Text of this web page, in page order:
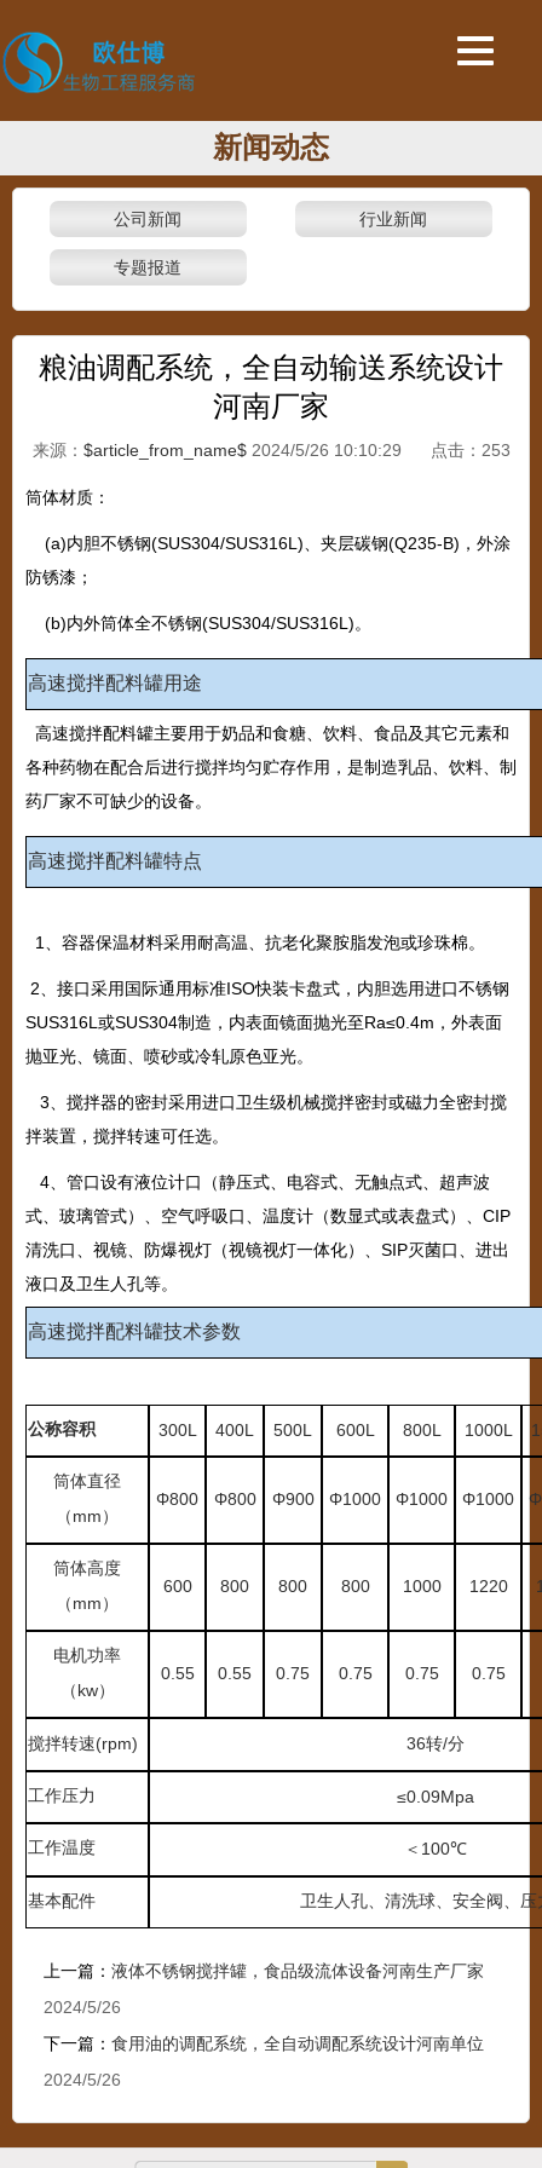
新闻动态
公司新闻 行业新闻
专题报道
粮油调配系统，全自动输送系统设计
河南厂家
来源： $article_from_name$2024/5/26 10:10:29 点击： 253
筒体材质：
(a)内胆不锈钢(SUS304/SUS316L)、夹层碳钢(Q235-B)，外涂
防锈漆；
(b)内外筒体全不锈钢(SUS304/SUS316L)。
高速搅拌配料罐用途
高速搅拌配料罐主要用于奶品和食糖、饮料、食品及其它元素和
各种药物在配合后进行搅拌均匀贮存作用，是制造乳品、饮料、制
药厂家不可缺少的设备。
高速搅拌配料罐特点
1、容器保温材料采用耐高温、抗老化聚胺脂发泡或珍珠棉。
2、接口采用国际通用标准ISO快装卡盘式，内胆选用进口不锈钢
SUS316L或SUS304制造，内表面镜面抛光至Ra≤0.4m ，外表面
抛亚光、镜面、喷砂或冷轧原色亚光。
3、搅拌器的密封采用进口卫生级机械搅拌密封或磁力全密封搅
拌装置，搅拌转速可任选。
4、管口设有液位计口（静压式、电容式、无触点式、超声波
式、玻璃管式）、空气呼吸口、温度计（数显式或表盘式）、CIP
清洗口、视镜、防爆视灯（视镜视灯一体化）、SIP灭菌口、进出
液口及卫生人孔等。
高速搅拌配料罐技术参数
公称容积 300L 400L 500L 600L 800L 1000L
筒体直径
（ mm ）
Φ800 Φ800 Φ900 Φ1000 Φ1000 Φ1000 Φ
筒体高度
（ mm ）
600 800 800 800 1000 1220
电机功率
（ kw）
0.55 0.55 0.75 0.75 0.75 0.75
搅拌转速(rpm) 36转/分
工作压力 ≤0.09Mpa
工作温度 ＜ 100℃
基本配件 卫生人孔、清洗球、安全阀、压
上一篇： 液体不锈钢搅拌罐，食品级流体设备河南生产厂家
2024/5/26
下一篇： 食用油的调配系统，全自动调配系统设计河南单位
2024/5/26